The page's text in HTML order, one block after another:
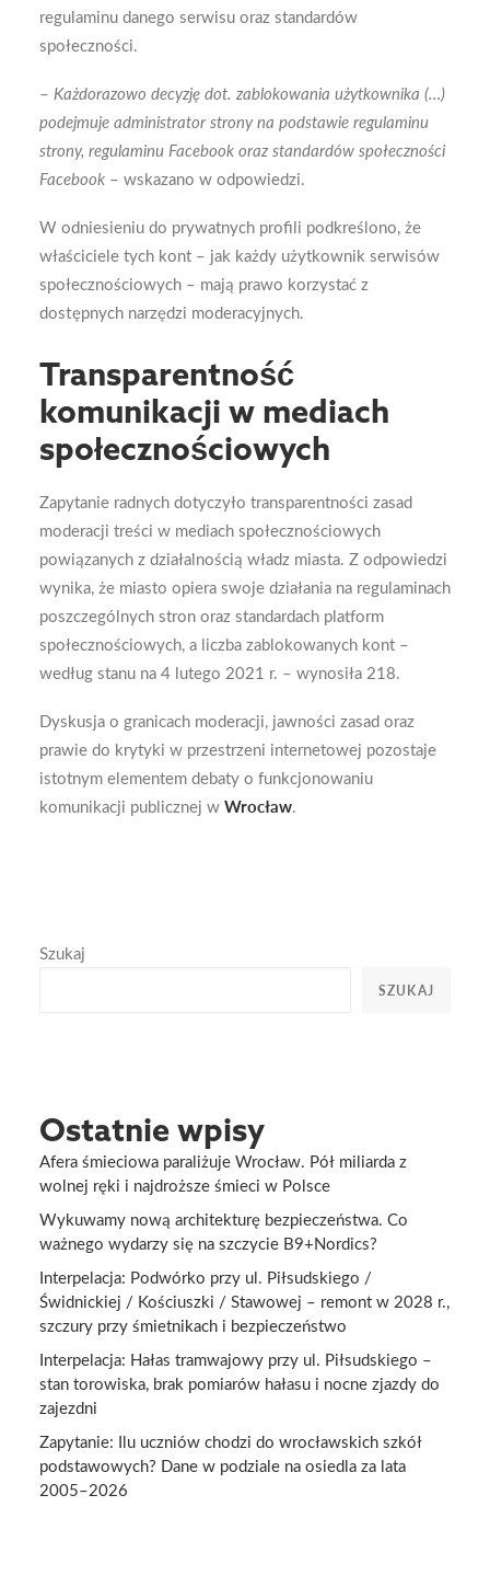
regulaminu danego serwisu oraz standardów
społeczności.
– Każdorazowo decyzję dot. zablokowania użytkownika (…)
podejmuje administrator strony na podstawie regulaminu
strony, regulaminu Facebook oraz standardów społeczności
Facebook – wskazano w odpowiedzi.
W odniesieniu do prywatnych profili podkreślono, że
właściciele tych kont – jak każdy użytkownik serwisów
społecznościowych – mają prawo korzystać z
dostępnych narzędzi moderacyjnych.
Transparentność
komunikacji w mediach
społecznościowych
Zapytanie radnych dotyczyło transparentności zasad
moderacji treści w mediach społecznościowych
powiązanych z działalnością władz miasta. Z odpowiedzi
wynika, że miasto opiera swoje działania na regulaminach
poszczególnych stron oraz standardach platform
społecznościowych, a liczba zablokowanych kont –
według stanu na 4 lutego 2021 r. – wynosiła 218.
Dyskusja o granicach moderacji, jawności zasad oraz
prawie do krytyki w przestrzeni internetowej pozostaje
istotnym elementem debaty o funkcjonowaniu
komunikacji publicznej w Wrocław.
Szukaj
SZUKAJ
Ostatnie wpisy
Afera śmieciowa paraliżuje Wrocław. Pół miliarda z
wolnej ręki i najdroższe śmieci w Polsce
Wykuwamy nową architekturę bezpieczeństwa. Co
ważnego wydarzy się na szczycie B9+Nordics?
Interpelacja: Podwórko przy ul. Piłsudskiego /
Świdnickiej / Kościuszki / Stawowej – remont w 2028 r.,
szczury przy śmietnikach i bezpieczeństwo
Interpelacja: Hałas tramwajowy przy ul. Piłsudskiego –
stan torowiska, brak pomiarów hałasu i nocne zjazdy do
zajezdni
Zapytanie: Ilu uczniów chodzi do wrocławskich szkół
podstawowych? Dane w podziale na osiedla za lata
2005–2026